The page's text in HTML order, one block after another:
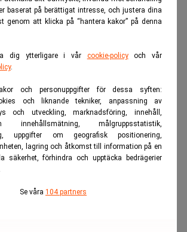
baserat på berättigat intresse, och justera dina
genom att klicka på “hantera kakor” på denna
dig ytterligare i vår cookie-policyoch vår
.
och personuppgifter för dessa syften:
och liknande tekniker, anpassning av
och utveckling, marknadsföring, innehåll,
målgruppsstatistik,
uppgifter om geografisk positionering,
lagring och åtkomst till information på en
säkerhet, förhindra och upptäcka bedrägerier
Se våra 104 partners
för detta. Alla är så himla bra i denna
ta bort någon och vi kan inte vara hur
detta på något annat vis?
gjorde en lönekartläggning här på våra
för att se om vi hade någon
och kvinnor och det fanns det inte.
karriären
Urban Edenström gått igenom två
90-talet och dels mellan 2007-
berättar att under den senare
som den värsta finansiella krisen